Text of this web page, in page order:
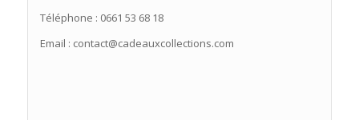
Téléphone : 0661 53 68 18
Email : contact@cadeauxcollections.com